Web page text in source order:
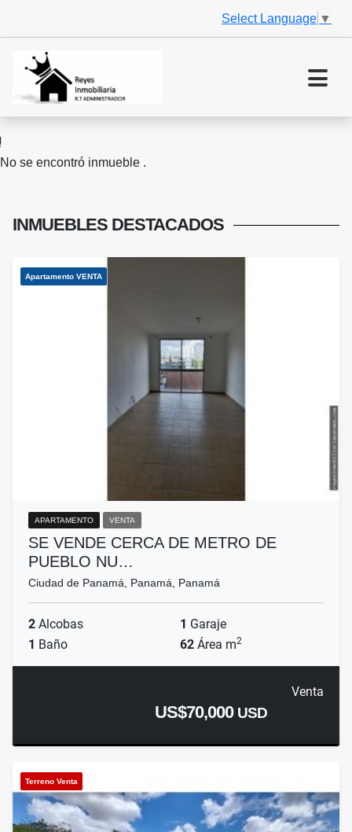
Select Language ▼
No se encontró inmueble .
INMUEBLES DESTACADOS
Apartamento VENTA
APARTAMENTO VENTA
SE VENDE CERCA DE METRO DE
PUEBLO NU…
Ciudad de Panamá, Panamá, Panamá
2 Alcobas 1 Garaje
1 Baño 62 Área m2
Venta
US$70,000 USD
Terreno Venta